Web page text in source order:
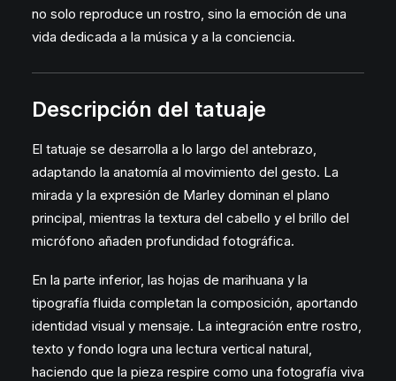
no solo reproduce un rostro, sino la emoción de una
vida dedicada a la música y a la conciencia.
Descripción del tatuaje
El tatuaje se desarrolla a lo largo del antebrazo,
adaptando la anatomía al movimiento del gesto. La
mirada y la expresión de Marley dominan el plano
principal, mientras la textura del cabello y el brillo del
micrófono añaden profundidad fotográfica.
En la parte inferior, las hojas de marihuana y la
tipografía fluida completan la composición, aportando
identidad visual y mensaje. La integración entre rostro,
texto y fondo logra una lectura vertical natural,
haciendo que la pieza respire como una fotografía viva